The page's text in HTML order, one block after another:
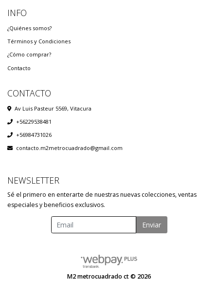
INFO
¿Quiénes somos?
Términos y Condiciones
¿Cómo comprar?
Contacto
CONTACTO
Av Luis Pasteur 5569, Vitacura
+56229538481
+56984731026
contacto.m2metrocuadrado@gmail.com
NEWSLETTER
Sé el primero en enterarte de nuestras nuevas colecciones, ventas
especiales y beneficios exclusivos.
Enviar
M2 metrocuadrado ct © 2026